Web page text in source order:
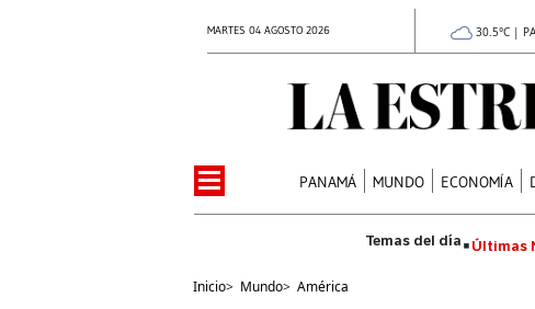
MARTES 04 AGOSTO 2026 30.5°C |
PANAMÁ MUNDO ECONOMÍA
Últimas
Inicio> Mundo> América